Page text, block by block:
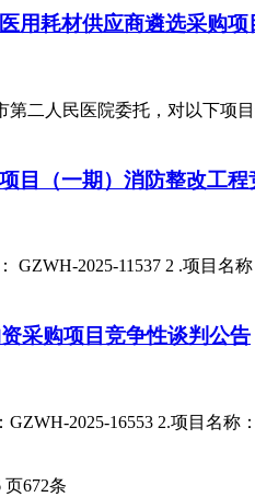
用耗材供应商遴选采购项
二人民医院委托，对以下项
目（一期）消防整改工
GZWH-2025-11537 2 .项目
采购项目竞争性谈判公告
2025-16553 2.项目名
页672条